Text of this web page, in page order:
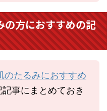
方におすすめの記
のたるみにおすすめ
記事にまとめておき